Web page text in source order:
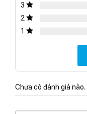
3
2
1
Chưa có đánh giá nào.